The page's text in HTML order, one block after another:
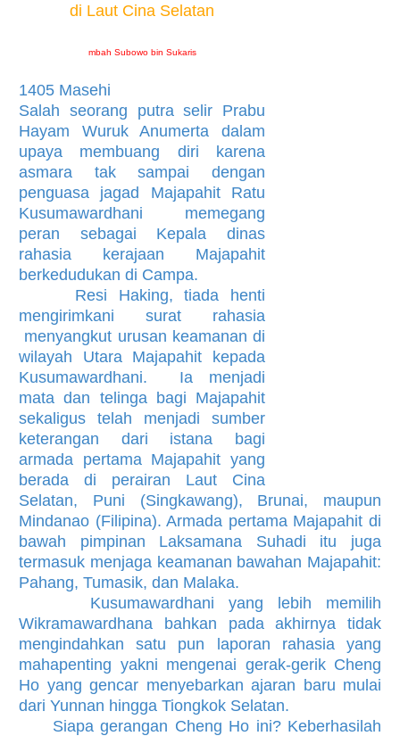
di Laut Cina Selatan
mbah Subowo bin Sukaris
1405 Masehi
Salah seorang putra selir Prabu
Hayam Wuruk Anumerta dalam
upaya membuang diri karena
asmara tak sampai dengan
penguasa jagad Majapahit Ratu
Kusumawardhani memegang
peran sebagai Kepala dinas
rahasia kerajaan Majapahit
berkedudukan di Campa.
Resi Haking, tiada henti
mengirimkani surat rahasia
menyangkut urusan keamanan di
wilayah Utara Majapahit kepada
Kusumawardhani. Ia menjadi
mata dan telinga bagi Majapahit
sekaligus telah menjadi sumber
keterangan dari istana bagi
armada pertama Majapahit yang
berada di perairan Laut Cina
Selatan, Puni (Singkawang), Brunai, maupun
Mindanao (Filipina). Armada pertama Majapahit di
bawah pimpinan Laksamana Suhadi itu juga
termasuk menjaga keamanan bawahan Majapahit:
Pahang, Tumasik, dan Malaka.
Kusumawardhani yang lebih memilih
Wikramawardhana bahkan pada akhirnya tidak
mengindahkan satu pun laporan rahasia yang
mahapenting yakni mengenai gerak-gerik Cheng
Ho yang gencar menyebarkan ajaran baru mulai
dari Yunnan hingga Tiongkok Selatan.
Siapa gerangan Cheng Ho ini? Keberhasilah